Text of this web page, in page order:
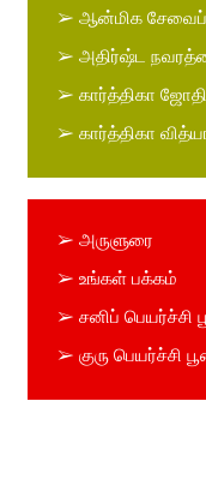
➢ ஆன்மிக சேவைப்
➢ அதிர்ஷ்ட நவரத்ன
➢ கார்த்திகா
➢ கார்த்திகா
➢ அருளுரை
➢ உங்கள் பக்கம்
➢ சனிப் பெயர்ச்சி
➢ குரு பெயர்ச்சி